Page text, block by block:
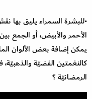
•للبشرة السمراء يليق بها
الأحمر والأبيض، أو الجمع
يمكن إضافة بعض الألوان
كالنغمتين الفضيّة
الرمضانيّة ؟